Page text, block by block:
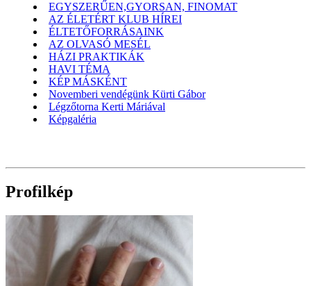
EGYSZERŰEN,GYORSAN, FINOMAT
AZ ÉLETÉRT KLUB HÍREI
ÉLTETŐFORRÁSAINK
AZ OLVASÓ MESÉL
HÁZI PRAKTIKÁK
HAVI TÉMA
KÉP MÁSKÉNT
Novemberi vendégünk Kürti Gábor
Légzőtorna Kerti Máriával
Képgaléria
Profilkép